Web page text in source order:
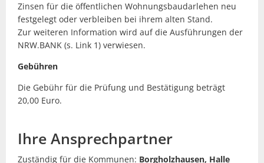
Zinsen für die öffentlichen Wohnungsbaudarlehen neu
festgelegt oder verbleiben bei ihrem alten Stand.
Zur weiteren Information wird auf die Ausführungen der
NRW.BANK (s. Link 1) verwiesen.
Gebühren
Die Gebühr für die Prüfung und Bestätigung beträgt
20,00 Euro.
Ihre Ansprechpartner
Zuständig für die Kommunen: Borgholzhausen, Halle